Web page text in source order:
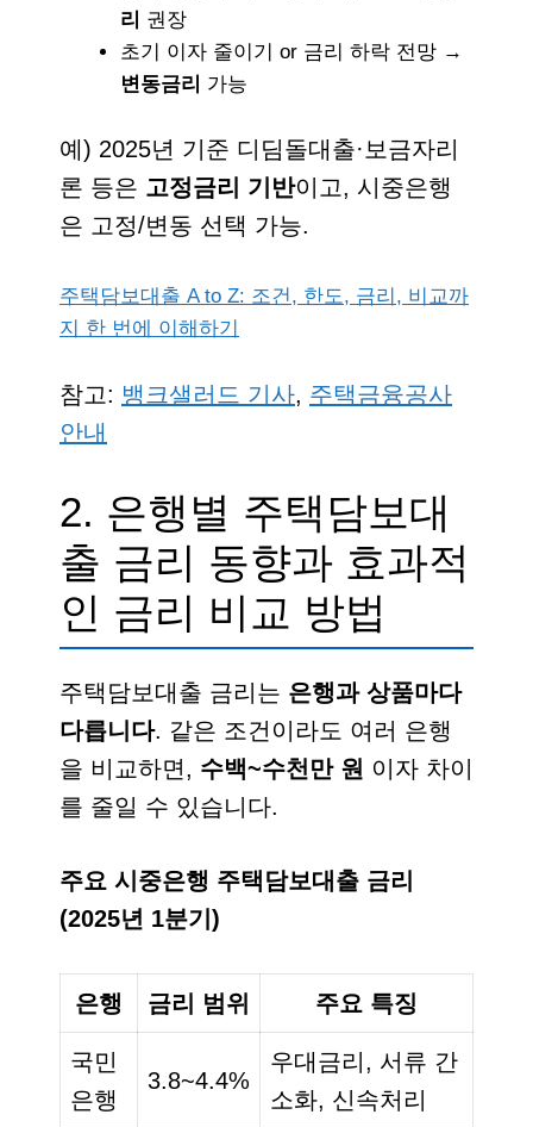
리 권장
초기 이자 줄이기 or 금리 하락 전망 →
변동금리 가능
예) 2025년 기준 디딤돌대출·보금자리
론 등은 고정금리 기반이고, 시중은행
은 고정/변동 선택 가능.
주택담보대출 A to Z: 조건, 한도, 금리, 비교까
지 한 번에 이해하기
참고: 뱅크샐러드 기사, 주택금융공사
안내
2. 은행별 주택담보대
출 금리 동향과 효과적
인 금리 비교 방법
주택담보대출 금리는 은행과 상품마다
다릅니다. 같은 조건이라도 여러 은행
을 비교하면, 수백~수천만 원 이자 차이
를 줄일 수 있습니다.
주요 시중은행 주택담보대출 금리
(2025년 1분기)
은행 금리 범위 주요 특징
국민
은행
3.8~4.4%
우대금리, 서류 간
소화, 신속처리